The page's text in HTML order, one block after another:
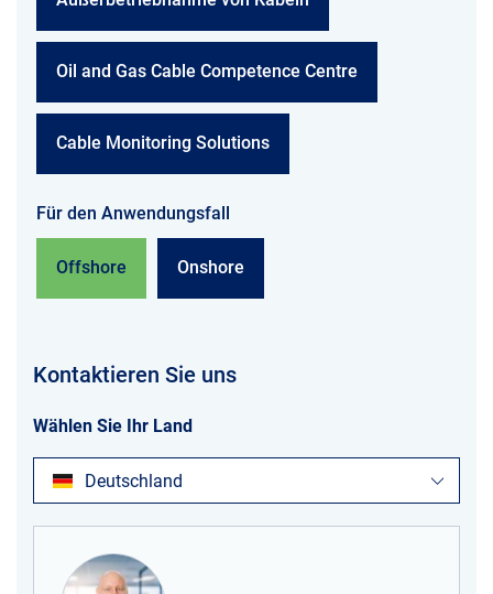
Oil and Gas Cable Competence Centre
Cable Monitoring Solutions
Für den Anwendungsfall
Offshore Onshore
Kontaktieren Sie uns
Wählen Sie Ihr Land
Deutschland